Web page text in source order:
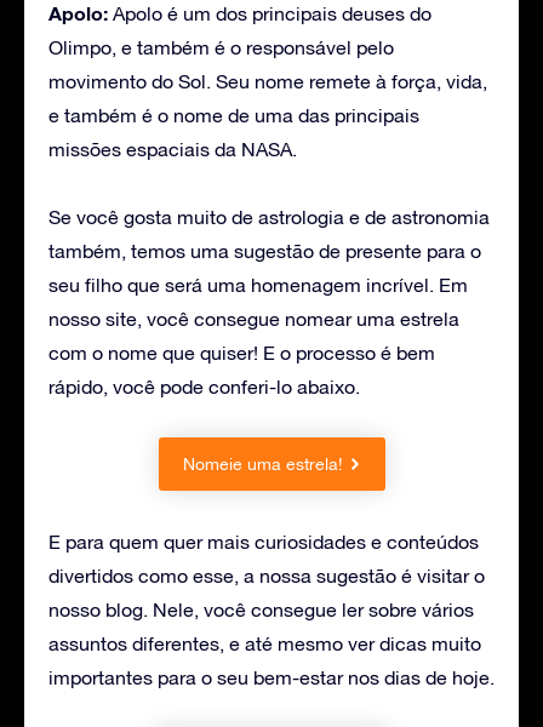
Apolo: Apolo é um dos principais deuses do
Olimpo, e também é o responsável pelo
movimento do Sol. Seu nome remete à força, vida,
e também é o nome de uma das principais
missões espaciais da NASA.
Se você gosta muito de astrologia e de astronomia
também, temos uma sugestão de presente para o
seu filho que será uma homenagem incrível. Em
nosso site, você consegue nomear uma estrela
com o nome que quiser! E o processo é bem
rápido, você pode conferi-lo abaixo.
Nomeie uma estrela!
E para quem quer mais curiosidades e conteúdos
divertidos como esse, a nossa sugestão é visitar o
nosso blog. Nele, você consegue ler sobre vários
assuntos diferentes, e até mesmo ver dicas muito
importantes para o seu bem-estar nos dias de hoje.